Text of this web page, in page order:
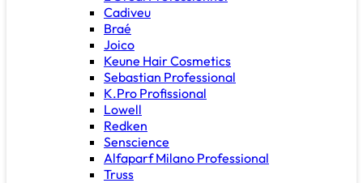
Cadiveu
Braé
Joico
Keune Hair Cosmetics
Sebastian Professional
K.Pro Profissional
Lowell
Redken
Senscience
Alfaparf Milano Professional
Truss